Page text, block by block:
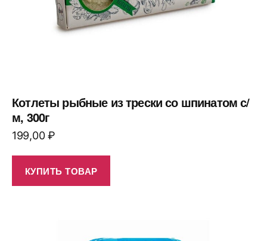
Котлеты рыбные из трески со шпинатом с/
м, 300г
199,00₽
КУПИТЬ ТОВАР